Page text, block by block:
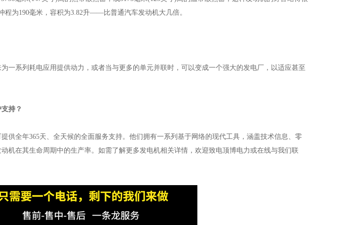
为190毫米，容积为3.82升——比普通汽车发动机大几倍。
系列耗电应用提供动力，或者当与更多的单元并联时，可以变成一个强大的发电厂，以适应甚至
持？
全年365天、全天候的全面服务支持。他们拥有一系列基于网络的现代工具，涵盖技术信息、零
机在其生命周期中的生产率。如需了解更多发电机相关详情，欢迎致电顶博电力或在线与我们联